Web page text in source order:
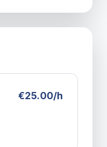
€25.00/h